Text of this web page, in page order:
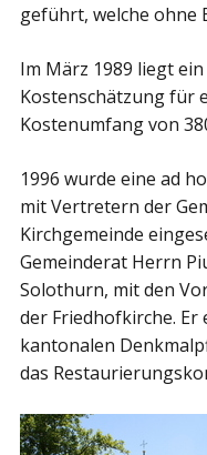
geführt, welche ohne
Im März 1989 liegt
Kostenschätzung für
Kostenumfang von
1996 wurde eine ad
mit Vertretern der
Kirchgemeinde
Gemeinderat Herrn
Solothurn, mit den
der Friedhofkirche.
kantonalen
das